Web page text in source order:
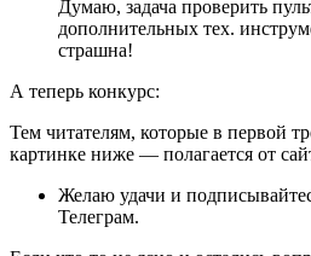
Думаю, задача проверить
дополнительных тех.
страшна!
А теперь конкурс:
Тем читателям, которые в первой
картинке ниже — полагается от
Желаю удачи и
Телеграм.